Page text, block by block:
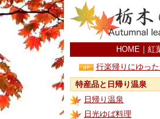
HOME ｜ 紅
行楽帰りにゆっ
特産品と日帰り温泉
日帰り温泉
日光ゆば料理